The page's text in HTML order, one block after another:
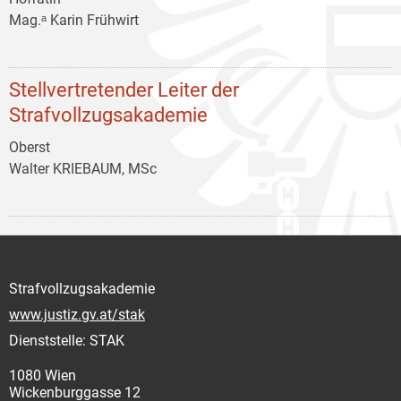
Mag.ᵃ Karin Frühwirt
Stellvertretender Leiter der
Strafvollzugsakademie
Oberst
Walter KRIEBAUM, MSc
Strafvollzugsakademie
www.justiz.gv.at/stak
Dienststelle: STAK
1080 Wien
Wickenburggasse 12